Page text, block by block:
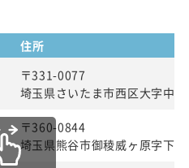
住所
〒331-0077
埼玉県さいたま市西区大字中
〒360-0844
埼玉県熊谷市御稜威ヶ原字下